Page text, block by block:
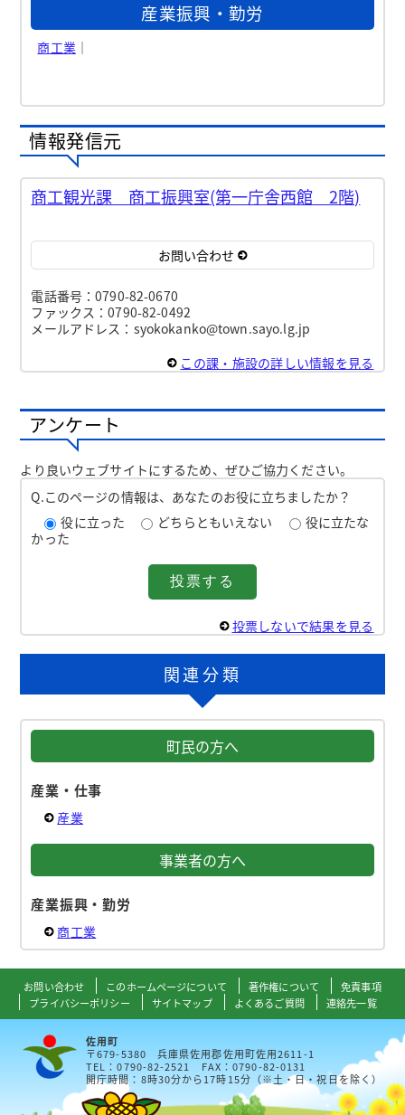
産業振興・勤労
商工業｜
情報発信元
商工観光課 商工振興室(第一庁舎西館 2階)
お問い合わせ
電話番号：0790-82-0670
ファックス：0790-82-0492
メールアドレス：syokokanko@town.sayo.lg.jp
この課・施設の詳しい情報を見る
アンケート
より良いウェブサイトにするため、ぜひご協力ください。
Q.このページの情報は、あなたのお役に立ちましたか？
役に立った
どちらともいえない
役に立たな
かった
投票しないで結果を見る
関連分類
町民の方へ
産業・仕事
産業
事業者の方へ
産業振興・勤労
商工業
お問い合わせ このホームページについて 著作権について
免責事項
プライバシーポリシー
サイトマップ よくあるご質問 連絡先一覧
佐用町
〒679-5380 兵庫県佐用郡佐用町佐用2611-1
TEL：0790-82-2521 FAX：0790-82-0131
開庁時間：8時30分から17時15分（※土・日・祝日を除く）